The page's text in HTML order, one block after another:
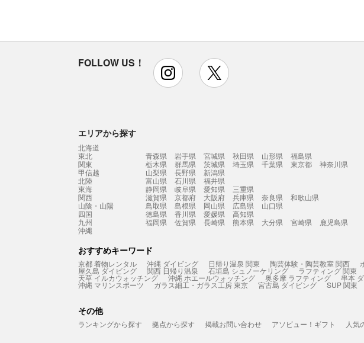
FOLLOW US！ instagram
エリアから探す
北海道
東北
青森県 岩手県 宮城県 秋田県 山形県
福島県
関東
栃木県 群馬県 茨城県 埼玉県 千葉県 東京都
神奈川県
甲信越
山梨県 長野県
新潟県
北陸
富山県 石川県
福井県
東海
静岡県 岐阜県 愛知県
三重県
関西
滋賀県 京都府 大阪府 兵庫県 奈良県
和歌山県
山陰・山陽
鳥取県 島根県 岡山県 広島県
山口県
四国
徳島県 香川県 愛媛県
高知県
九州
福岡県 佐賀県 長崎県 熊本県 大分県 宮崎県
鹿児島県
沖縄
おすすめキーワード
京都 着物レンタル 沖縄 ダイビング 日帰り温泉 関東 陶芸体験・陶芸教室 関西
屋久島 ダイビング 関西 日帰り温泉 石垣島 シュノーケリング ラフティング 関東
天草 イルカウォッチング 沖縄 ホエールウォッチング 奥多摩 ラフティング 串本
沖縄 マリンスポーツ ガラス細工・ガラス工房 東京 宮古島 ダイビング SUP 関東
その他
ランキングから探す 拠点から探す 掲載お問い合わせ アソビュー！ギフト 人気